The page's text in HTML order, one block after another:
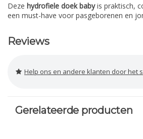
Deze hydrofiele doek babyis praktisch,
een must-have voor pasgeborenen en
Reviews
Help ons en andere klanten door het
Gerelateerde producten